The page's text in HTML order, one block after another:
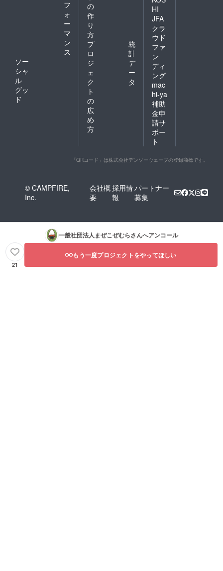
フ
ォ
ー
マ
ン
ス
ソー
シャ
ル
グッ
ド
の
作
り
方
プ
ロ
ジ
ェ
ク
ト
の
広
め
方
統
計
デ
ー
タ
HI
JFA
クラ
ウド
ファ
ン
ディ
ング
mac
hi-ya
補助
金申
請サ
ポー
ト
「QRコード」は株式会社デンソーウェーブの登録商標です。
© CAMPFIRE,
Inc.
会社概
要
採用情
報
パートナー
募集
一般社団法人まぜこぜむらさんへアンコール
21
もう一度プロジェクトをやってほしい